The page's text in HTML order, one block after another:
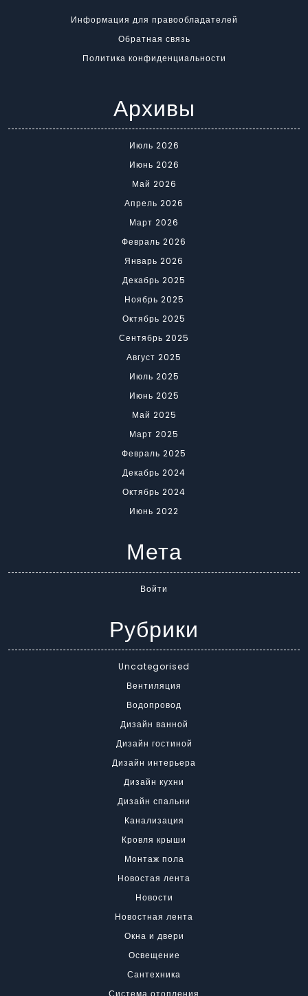
Информация для правообладателей
Обратная связь
Политика конфиденциальности
Архивы
Июль 2026
Июнь 2026
Май 2026
Апрель 2026
Март 2026
Февраль 2026
Январь 2026
Декабрь 2025
Ноябрь 2025
Октябрь 2025
Сентябрь 2025
Август 2025
Июль 2025
Июнь 2025
Май 2025
Март 2025
Февраль 2025
Декабрь 2024
Октябрь 2024
Июнь 2022
Мета
Войти
Рубрики
Uncategorised
Вентиляция
Водопровод
Дизайн ванной
Дизайн гостиной
Дизайн интерьера
Дизайн кухни
Дизайн спальни
Канализация
Кровля крыши
Монтаж пола
Новостая лента
Новости
Новостная лента
Окна и двери
Освещение
Сантехника